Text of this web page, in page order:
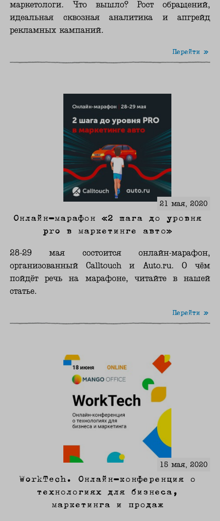
маркетологи. Что вышло? Рост обращений,
идеальная сквозная аналитика и апгрейд
рекламных кампаний.
Перейти »
21 мая, 2020
Онлайн-марафон «2 шага до уровня
pro в маркетинге авто»
28-29 мая состоится онлайн-марафон,
организованный Calltouch и Auto.ru. О чём
пойдёт речь на марафоне, читайте в нашей
статье.
Перейти »
15 мая, 2020
WorkTech. Онлайн-конференция о
технологиях для бизнеса,
маркетинга и продаж